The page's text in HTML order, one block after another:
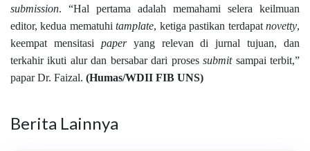
submission. “Hal pertama adalah memahami selera keilmuan
editor, kedua mematuhitamplate, ketiga pastikan terdapatnovetty,
keempat mensitasi paperyang relevan di jurnal tujuan, dan
terkahir ikuti alur dan bersabar dari prosessubmitsampai terbit,”
papar Dr. Faizal. (Humas/WDII FIB UNS)
Berita Lainnya